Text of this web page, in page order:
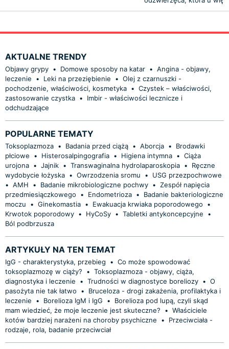
AKTUALNE TRENDY
Objawy grypy • Domowe sposoby na katar • Angina - objawy,
leczenie
• Leki na przeziębienie • Olej z czarnuszki -
pochodzenie, właściwości, kosmetyka • Czystek – właściwości,
zastosowanie czystka •
Imbir - właściwości lecznicze i
odchudzające
POPULARNE TEMATY
Toksoplazmoza • Badania przed ciążą • Aborcja •
Brodawki
płciowe
• Histerosalpingografia • Higiena intymna • Ciąża
urojona • Jajnik • Transwaginalna hydrolaparoskopia •
Ręczne
wydobycie łożyska • Owrzodzenia sromu •
USG przezpochwowe
• AMH • Badanie mikrobiologiczne pochwy • Zespół napięcia
przedmiesiączkowego
• Endometrioza •
Badanie bakteriologiczne
moczu
• Ginekomastia • Ewakuacja krwiaka poporodowego
•
Krwotok poporodowy • HyCoSy • Tabletki antykoncepcyjne
•
Ból podbrzusza
ARTYKUŁY NA TEN TEMAT
IgG - charakterystyka, przebieg • Co może spowodować
toksoplazmozę w ciąży?
• Toksoplazmoza - objawy, ciąża,
diagnostyka i leczenie
• Trudności w diagnostyce boreliozy • O
pasożyta nie tak łatwo
•
Bruceloza - drogi zakażenia, profilaktyka i
leczenie
• Borelioza IgM i IgG •
Borelioza pod lupą, czyli skąd
mam wiedzieć, że moje leczenie jest skuteczne?
• Właściciele
kotów bardziej narażeni na choroby psychiczne
•
Przeciwciała -
rodzaje, rola, badanie przeciwciał